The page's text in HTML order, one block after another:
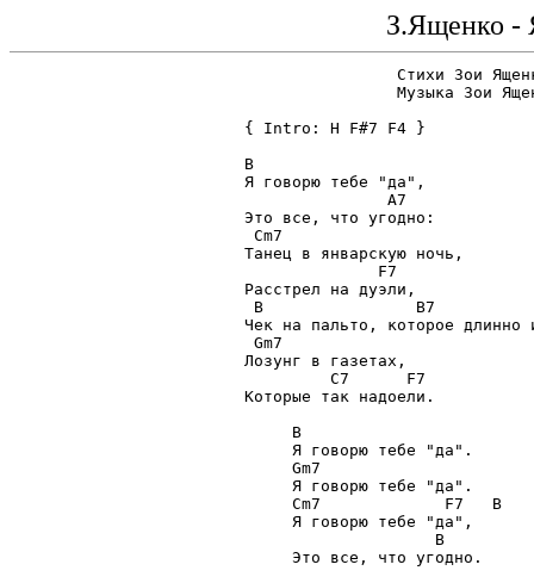
З.Ященко -
{ Intro: H F#7 F4 }
B
Я говорю тебе "да",
               A7
Это все, что угодно:
Cm7
Танец в январскую ночь,
              F7
Расстрел на дуэли,
B                B7
Чек на пальто, которое длинно
Gm7
Лозунг в газетах,
         C7      F7
Которые так надоели.
     B
     Я говорю тебе "да".
     Gm7
     Я говорю тебе "да".
     Cm7             F7   B
     Я говорю тебе "да",
                    B
     Это все, что угодно.